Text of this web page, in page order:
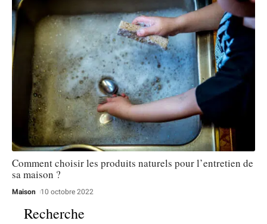
Comment choisir les produits naturels pour l’entretien de
sa maison ?
Maison 10 octobre 2022
Recherche